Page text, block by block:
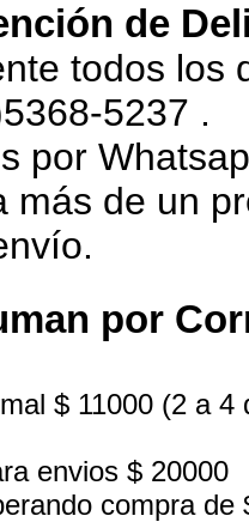
de
todos los
5237 .
por
más de un
por
$ 11000 (2 a 4
envios $ 20000
compra de